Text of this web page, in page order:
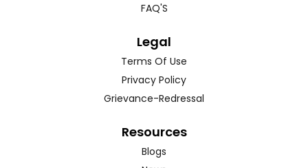
FAQ'S
Legal
Terms Of Use
Privacy Policy
Grievance-Redressal
Resources
Blogs